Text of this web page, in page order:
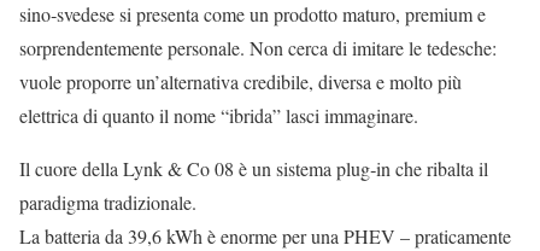
sino‑svedese si presenta come un prodotto maturo, premium e
sorprendentemente personale. Non cerca di imitare le tedesche:
vuole proporre un’alternativa credibile, diversa e molto più
elettrica di quanto il nome “ibrida” lasci immaginare.
Il cuore della Lynk & Co 08 è un sistema plug‑in che ribalta il
paradigma tradizionale.
La batteria da 39,6 kWh è enorme per una PHEV – praticamente